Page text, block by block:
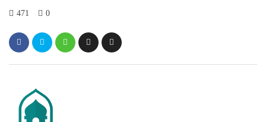
471 0